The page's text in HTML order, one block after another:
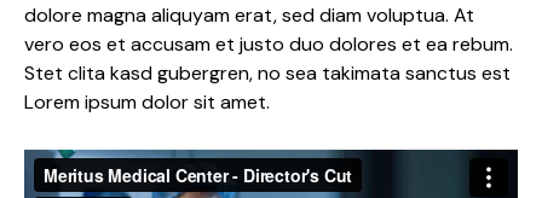
dolore magna aliquyam erat, sed diam voluptua. At
vero eos et accusam et justo duo dolores et ea rebum.
Stet clita kasd gubergren, no sea takimata sanctus est
Lorem ipsum dolor sit amet.